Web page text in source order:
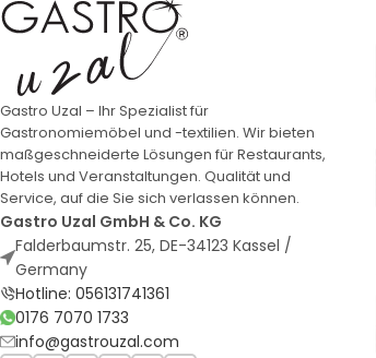
Gastro Uzal – Ihr Spezialist für
Gastronomiemöbel und -textilien. Wir bieten
maßgeschneiderte Lösungen für Restaurants,
Hotels und Veranstaltungen. Qualität und
Service, auf die Sie sich verlassen können.
Gastro Uzal GmbH & Co. KG
Falderbaumstr. 25, DE-34123 Kassel /
Germany
Hotline: 056131741361
0176 7070 1733
info@gastrouzal.com